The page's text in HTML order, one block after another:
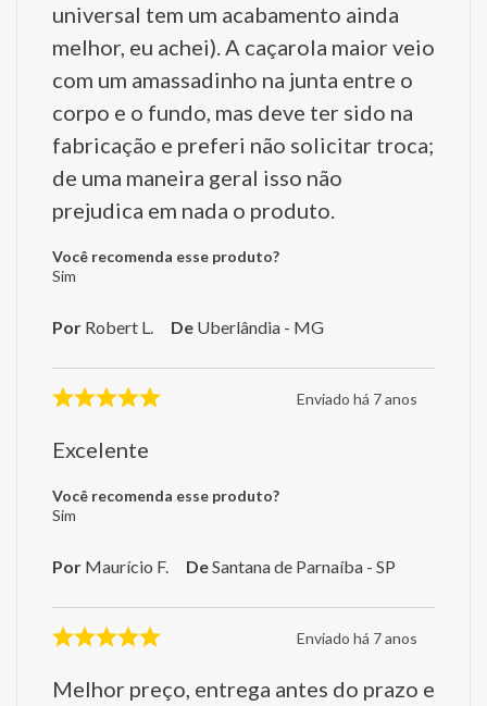
universal tem um acabamento ainda
melhor, eu achei). A caçarola maior veio
com um amassadinho na junta entre o
corpo e o fundo, mas deve ter sido na
fabricação e preferi não solicitar troca;
de uma maneira geral isso não
prejudica em nada o produto.
Você recomenda esse produto?
Sim
Por Robert L. De Uberlândia - MG
Enviado há 7 anos
Excelente
Você recomenda esse produto?
Sim
Por Maurício F. DeSantana de Parnaíba - SP
Enviado há 7 anos
Melhor preço, entrega antes do prazo e